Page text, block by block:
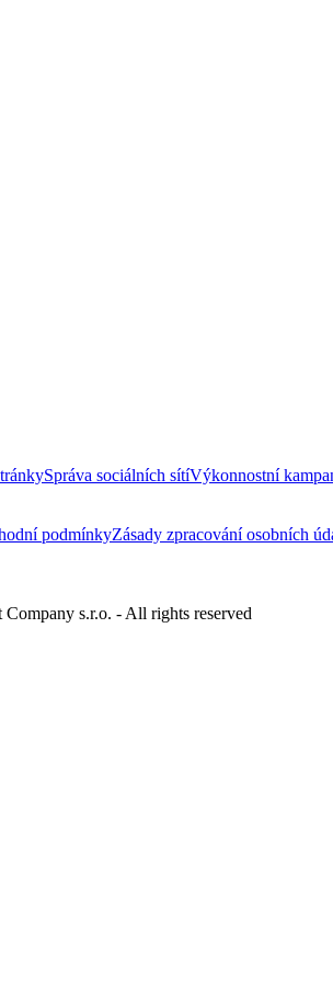
Správa sociálních sítíVýkonnostní
podmínkyZásady zpracování osobních
s.r.o. - All rights reserved